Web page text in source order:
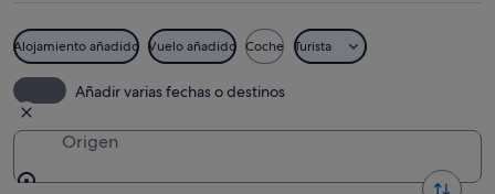
Alojamiento añadido Vuelo añadido Coche Turista
Añadir varias fechas o destinos
Origen